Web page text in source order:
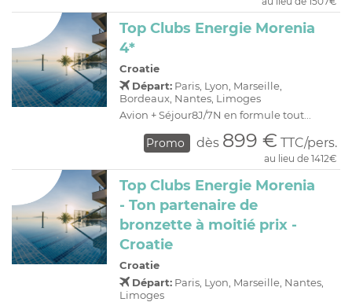
Top Clubs Energie Morenia
4*
Croatie
Départ: Paris, Lyon, Marseille,
Bordeaux, Nantes, Limoges
Avion + Séjour8J/7N en formule tout...
Promo dès 899 € TTC/pers.
au lieu de 1412€
Top Clubs Energie Morenia
- Ton partenaire de
bronzette à moitié prix -
Croatie
Croatie
Départ: Paris, Lyon, Marseille, Nantes,
Limoges